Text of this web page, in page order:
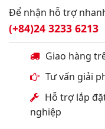
Để nhận hỗ trợ
(+84)24 3233 6213
Giao hàng
Tư vấn giải
Hỗ trợ lắp
nghiệp